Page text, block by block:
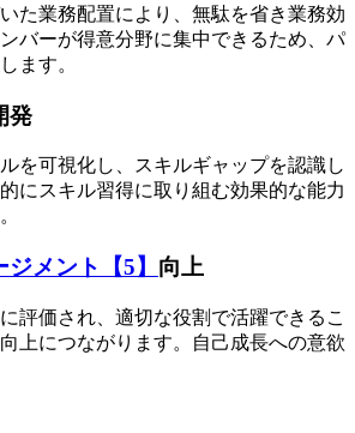
た業務配置により、無駄を省き業務効
バーが得意分野に集中できるため、パ
ます。
発
を可視化し、スキルギャップを認識し
にスキル習得に取り組む効果的な能力
メント【5】 向上
評価され、適切な役割で活躍できるこ
上につながります。自己成長への意欲